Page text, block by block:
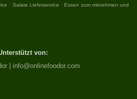
. Salate Lieferservice . Essen zum mitnehmen und
von:
| info@onlinefoodor.com